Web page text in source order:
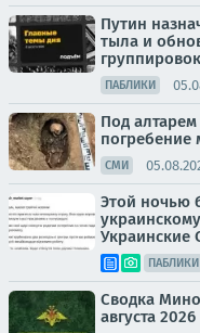
Путин
тыла и
группировок
ПАБЛИКИ
Под
погребение
СМИ
Этой ночью
Украинские
ПАБЛИКИ
Сводка
августа 2026